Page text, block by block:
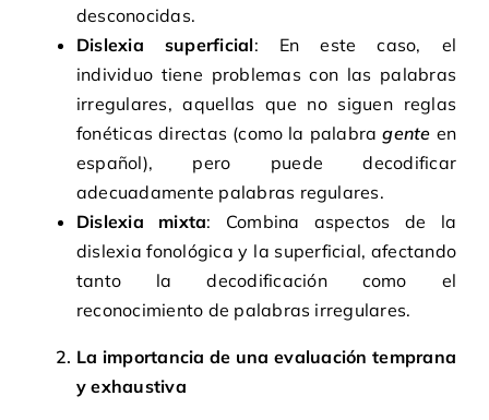
desconocidas.
Dislexia superficial: En este caso, el
individuo tiene problemas con las palabras
irregulares, aquellas que no siguen reglas
fonéticas directas (como la palabragente en
español), pero puede decodificar
adecuadamente palabras regulares.
Dislexia mixta: Combina aspectos de la
dislexia fonológica y la superficial, afectando
tanto la decodificación como el
reconocimiento de palabras irregulares.
La importancia de una evaluación temprana
y exhaustiva